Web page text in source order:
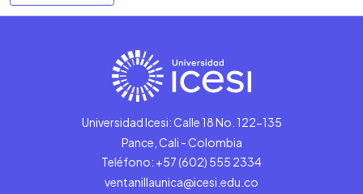
Universidad Icesi: Calle 18 No. 122-135
Pance, Cali - Colombia
Teléfono: +57 (602) 555 2334
ventanillaunica@icesi.edu.co